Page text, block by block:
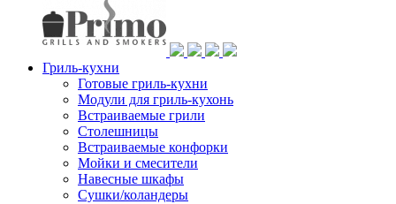
Гриль-кухни
Готовые гриль-кухни
Модули для гриль-кухонь
Встраиваемые грили
Столешницы
Встраиваемые конфорки
Мойки и смесители
Навесные шкафы
Сушки/коландеры